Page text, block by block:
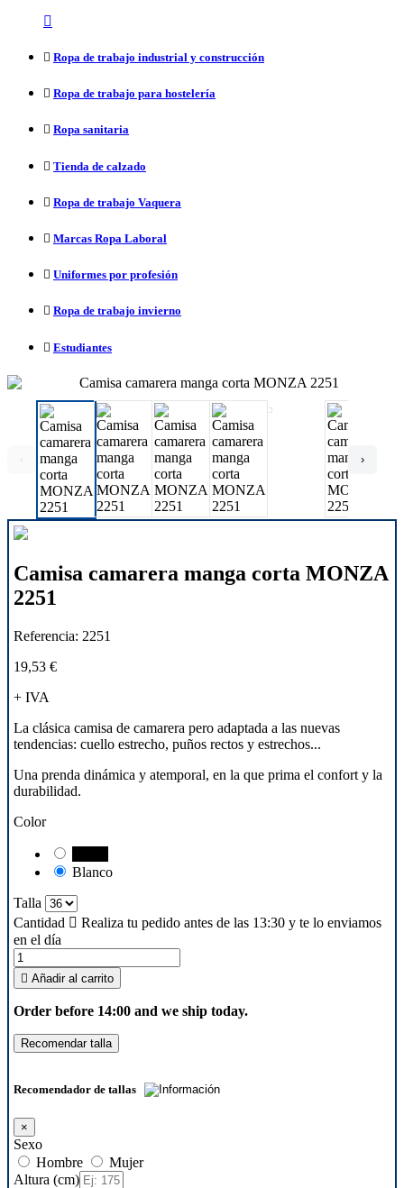
Ropa de trabajo industrial y construcción
Ropa de trabajo para hostelería
Ropa sanitaria
Tienda de calzado
Ropa de trabajo Vaquera
Marcas Ropa Laboral
Uniformes por profesión
Ropa de trabajo invierno
Estudiantes
›
Camisa camarera manga corta MONZA
2251
Referencia: 2251
19,53 €
+ IVA
La clásica camisa de camarera pero adaptada a las nuevas
tendencias: cuello estrecho, puños rectos y estrechos...
Una prenda dinámica y atemporal, en la que prima el confort y la
durabilidad.
Color
Blanco
Talla
Cantidad  Realiza tu pedido antes de las 13:30 y te lo enviamos
en el día
 Añadir al carrito
Order before 14:00 and we ship today.
Recomendar talla
Recomendador de tallas
×
Sexo
Hombre
Mujer
Altura (cm)